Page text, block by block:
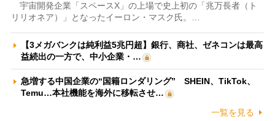
宇宙開発企業「スペースX」の上場で史上初の「兆万長者（ト
リリオネア）」となったイーロン・マスク氏。…
【3メガバンクは純利益5兆円超】銀行、商社、ゼネコンは最高
益続出の一方で、中小企業・…
急増する中国企業の“国籍ロンダリング” SHEIN、TikTok、
Temu…本社機能を海外に移転させ…
一覧を見る